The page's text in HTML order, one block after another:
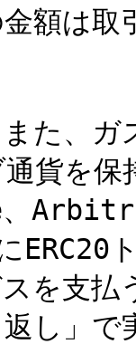
額は
た、ガ
貨を
を支
し」